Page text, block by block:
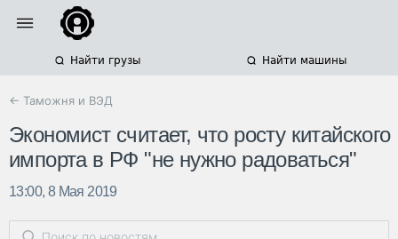
Найти грузы Найти машины
← Таможня и ВЭД
Экономист считает, что росту китайского
импорта в РФ "не нужно радоваться"
13:00, 8 Мая 2019